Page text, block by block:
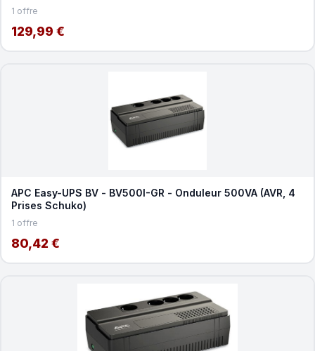
1 offre
129,99 €
APC Easy-UPS BV - BV500I-GR - Onduleur 500VA (AVR, 4
Prises Schuko)
1 offre
80,42 €